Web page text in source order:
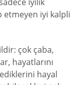
etmeyen iyi kalpli
çok çaba,
hayatlarını
hayal